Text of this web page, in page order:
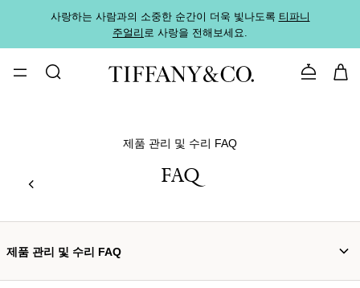
사랑하는 사람과의 소중한 순간이 더욱 빛나도록 티파니
주얼리로 사랑을 전해보세요.
문의하기
제품 관리 및 수리 FAQ
FAQ
제품 관리 및 수리 FAQ